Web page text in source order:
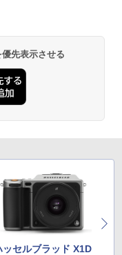
先表示させる
ッセルブラッド X1D